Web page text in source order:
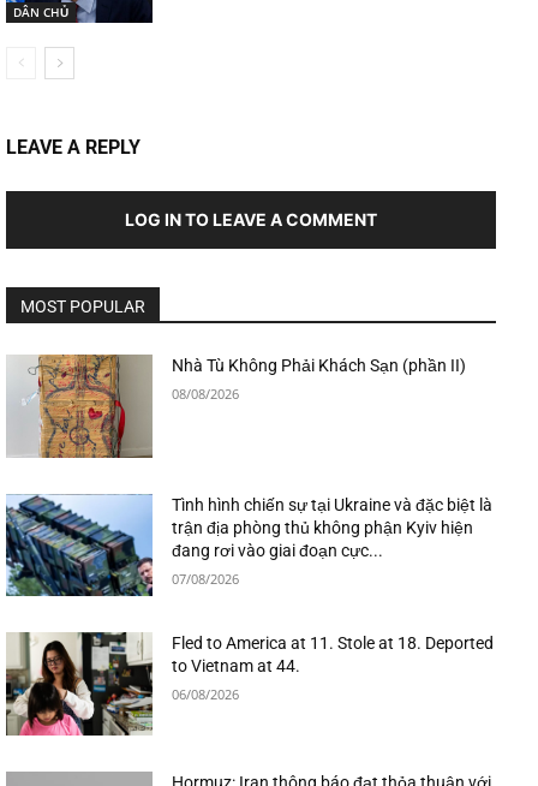
DÂN CHỦ
LEAVE A REPLY
LOG IN TO LEAVE A COMMENT
MOST POPULAR
Nhà Tù Không Phải Khách Sạn (phần II)
08/08/2026
Tình hình chiến sự tại Ukraine và đặc biệt là
trận địa phòng thủ không phận Kyiv hiện
đang rơi vào giai đoạn cực...
07/08/2026
Fled to America at 11. Stole at 18. Deported
to Vietnam at 44.
06/08/2026